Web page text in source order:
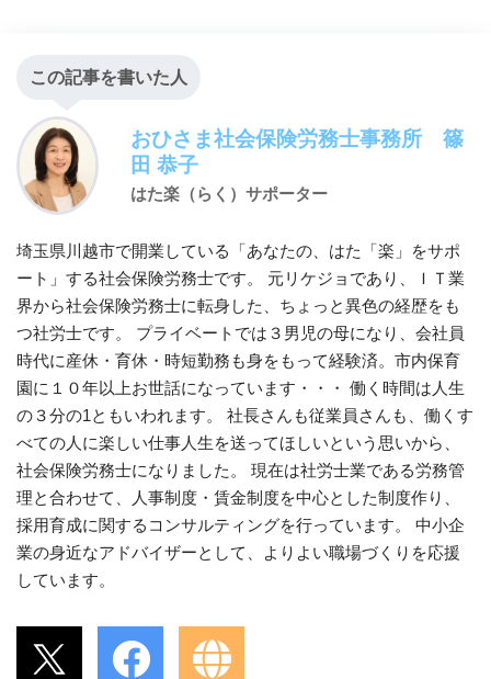
この記事を書いた人
おひさま社会保険労務士事務所 篠
田 恭子
はた楽（らく）サポーター
埼玉県川越市で開業している「あなたの、はた「楽」をサポ
ート」する社会保険労務士です。 元リケジョであり、ＩＴ業
界から社会保険労務士に転身した、ちょっと異色の経歴をも
つ社労士です。 プライベートでは３男児の母になり、会社員
時代に産休・育休・時短勤務も身をもって経験済。市内保育
園に１０年以上お世話になっています・・・ 働く時間は人生
の３分の1ともいわれます。 社長さんも従業員さんも、働くす
べての人に楽しい仕事人生を送ってほしいという思いから、
社会保険労務士になりました。 現在は社労士業である労務管
理と合わせて、人事制度・賃金制度を中心とした制度作り、
採用育成に関するコンサルティングを行っています。 中小企
業の身近なアドバイザーとして、よりよい職場づくりを応援
しています。